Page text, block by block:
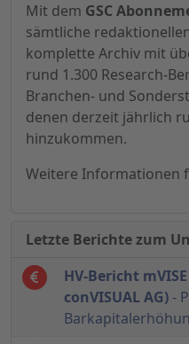
Mit dem GSC
sämtliche
komplette Archiv mit
rund 1.300 Research-
Branchen- und
denen derzeit jährlich
hinzukommen.
Weitere Informationen
Letzte Berichte zum
HV-Bericht
conVISUAL AG) -